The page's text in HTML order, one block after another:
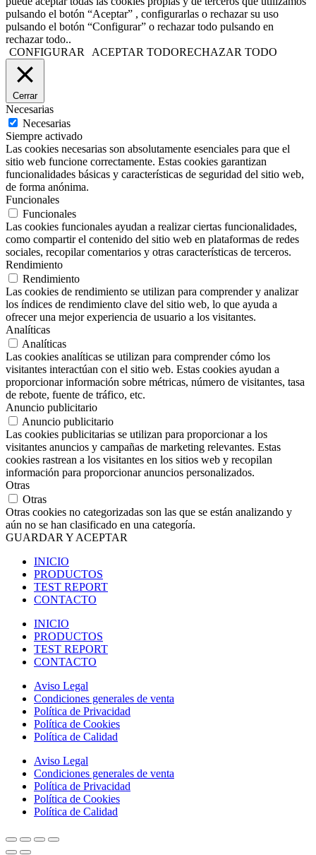
pulsando el botón “Aceptar” , configurarlas o rechazar su uso
pulsando el botón “Configurar” o rechazar todo pulsando en
rechazar todo..
CONFIGURAR
ACEPTAR TODORECHAZAR TODO
Cerrar
Necesarias
Necesarias
Siempre activado
Las cookies necesarias son absolutamente esenciales para que el
sitio web funcione correctamente. Estas cookies garantizan
funcionalidades básicas y características de seguridad del sitio web,
de forma anónima.
Funcionales
Funcionales
Las cookies funcionales ayudan a realizar ciertas funcionalidades,
como compartir el contenido del sitio web en plataformas de redes
sociales, recopilar comentarios y otras características de terceros.
Rendimiento
Rendimiento
Las cookies de rendimiento se utilizan para comprender y analizar
los índices de rendimiento clave del sitio web, lo que ayuda a
ofrecer una mejor experiencia de usuario a los visitantes.
Analíticas
Analíticas
Las cookies analíticas se utilizan para comprender cómo los
visitantes interactúan con el sitio web. Estas cookies ayudan a
proporcionar información sobre métricas, número de visitantes, tasa
de rebote, fuente de tráfico, etc.
Anuncio publicitario
Anuncio publicitario
Las cookies publicitarias se utilizan para proporcionar a los
visitantes anuncios y campañas de marketing relevantes. Estas
cookies rastrean a los visitantes en los sitios web y recopilan
información para proporcionar anuncios personalizados.
Otras
Otras
Otras cookies no categorizadas son las que se están analizando y
aún no se han clasificado en una categoría.
GUARDAR Y ACEPTAR
INICIO
PRODUCTOS
TEST REPORT
CONTACTO
INICIO
PRODUCTOS
TEST REPORT
CONTACTO
Aviso Legal
Condiciones generales de venta
Política de Privacidad
Política de Cookies
Política de Calidad
Aviso Legal
Condiciones generales de venta
Política de Privacidad
Política de Cookies
Política de Calidad